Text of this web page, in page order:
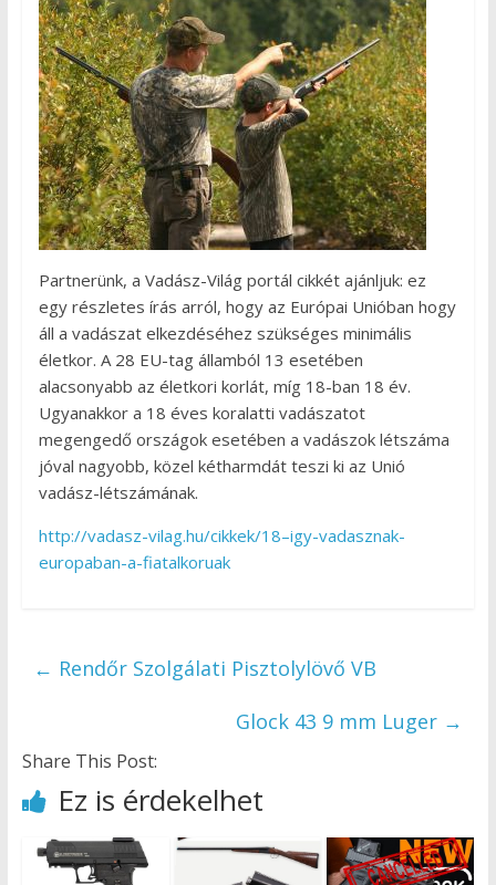
Partnerünk, a Vadász-Világ portál cikkét ajánljuk: ez
egy részletes írás arról, hogy az Európai Unióban hogy
áll a vadászat elkezdéséhez szükséges minimális
életkor. A 28 EU-tag államból 13 esetében
alacsonyabb az életkori korlát, míg 18-ban 18 év.
Ugyanakkor a 18 éves koralatti vadászatot
megengedő országok esetében a vadászok létszáma
jóval nagyobb, közel kétharmdát teszi ki az Unió
vadász-létszámának.
http://vadasz-vilag.hu/cikkek/18–igy-vadasznak-
europaban-a-fiatalkoruak
← Rendőr Szolgálati Pisztolylövő VB
Glock 43 9 mm Luger →
Share This Post:
Ez is érdekelhet